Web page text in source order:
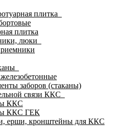
плитка
плитка
люки
заборов (стаканы)
связи ККС
ККС
ККС ГЕК
ерши, кронштейны для ККС